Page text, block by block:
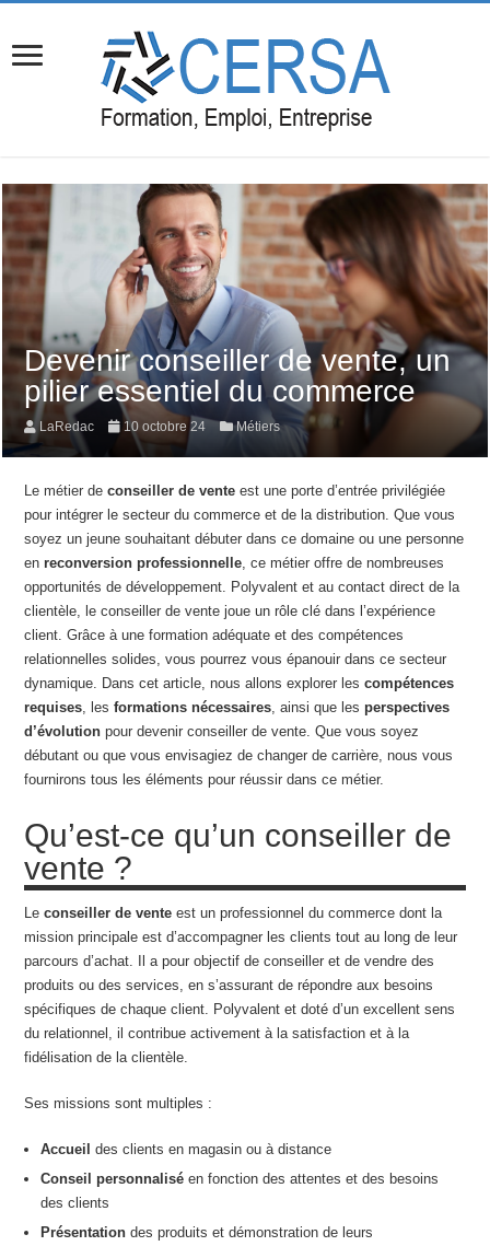
Devenir conseiller de vente, un
pilier essentiel du commerce
LaRedac 10 octobre 24 Métiers
Le métier deconseiller de vente est une porte d’entrée privilégiée
pour intégrer le secteur du commerce et de la distribution. Que vous
soyez un jeune souhaitant débuter dans ce domaine ou une personne
enreconversion professionnelle, ce métier offre de nombreuses
opportunités de développement. Polyvalent et au contact direct de la
clientèle, le conseiller de vente joue un rôle clé dans l’expérience
client. Grâce à une formation adéquate et des compétences
relationnelles solides, vous pourrez vous épanouir dans ce secteur
dynamique. Dans cet article, nous allons explorer lescompétences
requises, lesformations nécessaires, ainsi que lesperspectives
d’évolution pour devenir conseiller de vente. Que vous soyez
débutant ou que vous envisagiez de changer de carrière, nous vous
fournirons tous les éléments pour réussir dans ce métier.
Qu’est-ce qu’un conseiller de
vente ?
Leconseiller de vente est un professionnel du commerce dont la
mission principale est d’accompagner les clients tout au long de leur
parcours d’achat. Il a pour objectif de conseiller et de vendre des
produits ou des services, en s’assurant de répondre aux besoins
spécifiques de chaque client. Polyvalent et doté d’un excellent sens
du relationnel, il contribue activement à la satisfaction et à la
fidélisation de la clientèle.
Ses missions sont multiples :
Accueil des clients en magasin ou à distance
Conseil personnalisé en fonction des attentes et des besoins
des clients
Présentation des produits et démonstration de leurs